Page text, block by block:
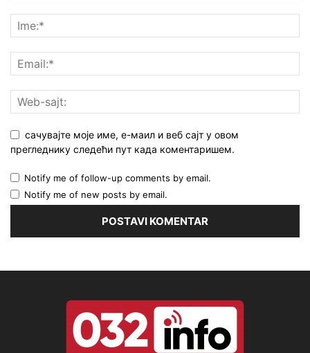
сачувајте моје име, е-маил и веб сајт у овом
прегледнику следећи пут када коментаришем.
Notify me of follow-up comments by email.
Notify me of new posts by email.